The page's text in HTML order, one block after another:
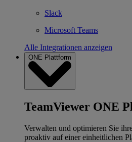
Slack
Microsoft Teams
Alle Integrationen anzeigen
ONE Plattform
TeamViewer ONE
Verwalten und optimieren Sie
proaktiv auf einer einheitlichen